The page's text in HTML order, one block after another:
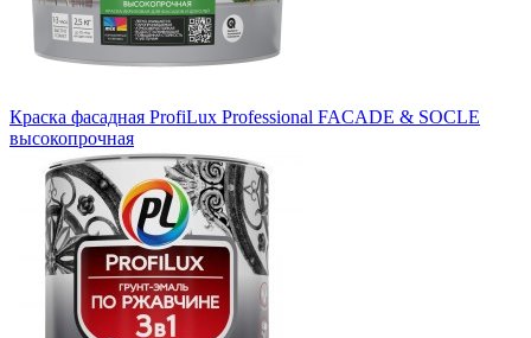
Краска фасадная ProfiLux Professional FACADE & SOCLE
высокопрочная